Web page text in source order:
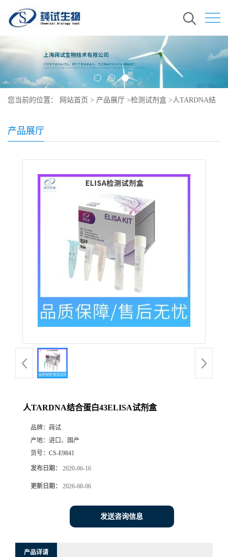
您当前的位置： 网站首页 > 产品展厅 >检测试剂盒 >人TARDNA结
产品展厅
人TARDNA结合蛋白43ELISA试剂盒
品牌： 莼试
产地： 进口、国产
货号： CS-E9841
发布日期： 2020-06-16
更新日期： 2026-08-06
发送咨询信息
产品详请